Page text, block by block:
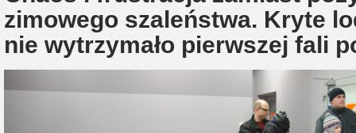
zimowego szaleństwa. Kryte
nie wytrzymało pierwszej fali